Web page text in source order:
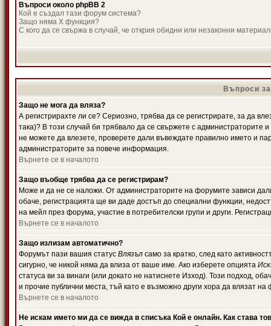
Въпроси около phpBB 2
Кой е създал тази форум система?
Защо няма X функция?
С кого да се свържа в случай, че открия обидни или незаконни
Въпроси
Защо не мога да вляза?
А регистрирахте ли се? Сериозно, трябва да се регистрирате, за да
така)? В този случай би трябвало да се свържете с администраторите
не можете да влезете, проверете дали въвеждате правилно името и
администраторите за повече информация.
Върнете се в началото
Защо въобще трябва да се регистрирам?
Може и да не се наложи. От администраторите на форумите зависи
обаче, регистрацията ще ви даде достъп до специални функции,
на мейл през форума, участие в потребителски групи и други.
Върнете се в началото
Защо излизам автоматично?
Форумът пази вашия статус Влязъл само за кратко, след като
сигурно, че никой няма да влиза от ваше име. Ако изберете опцията
статуса ви за винаги (или докато не натиснете Изход). Този подход,
и прочие публични места, тъй като е възможно други хора да влязат
Върнете се в началото
Не искам името ми да се вижда в списъка Кой е онлайн. Как става